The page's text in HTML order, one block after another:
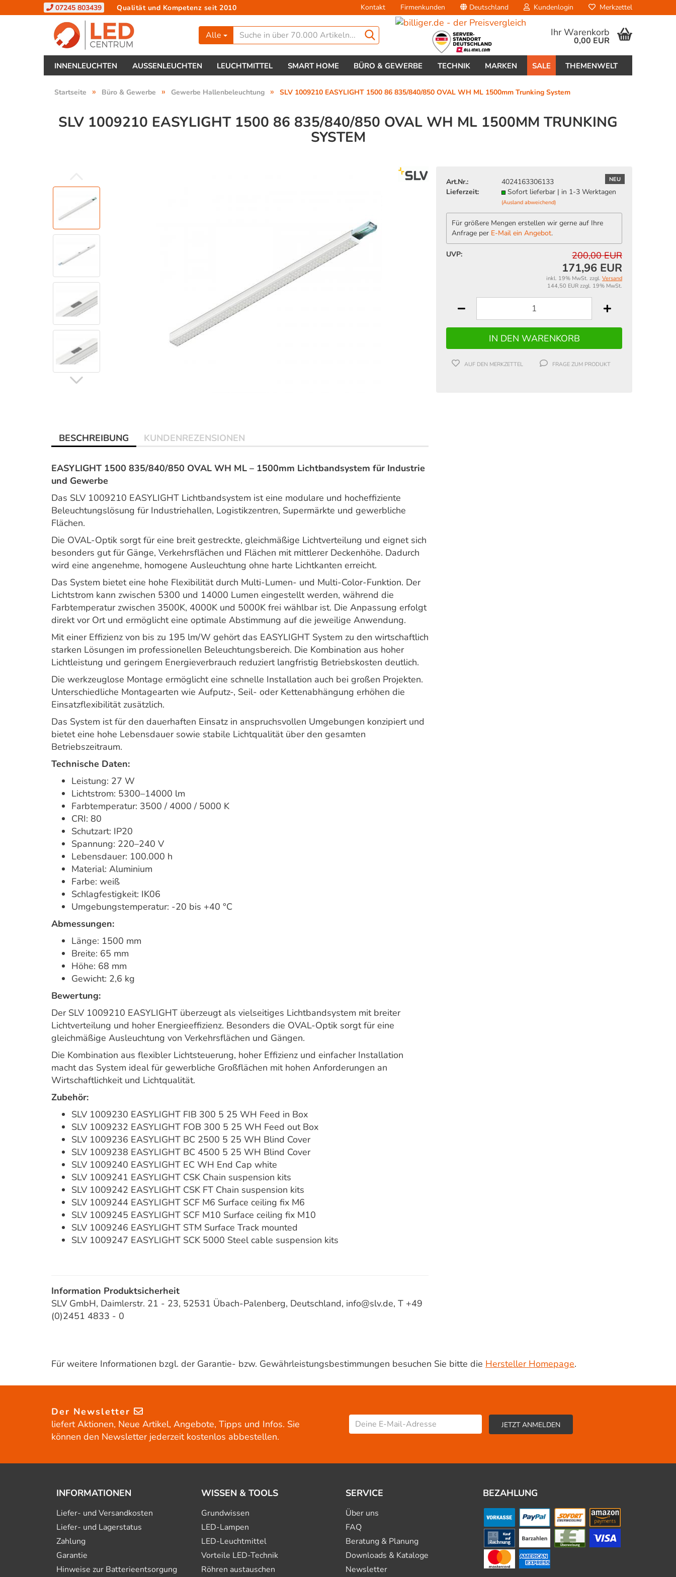
07245 803439 Qualität und Kompetenz seit 2010 Kontakt Firmenkunden Deutschland
Lieferland
Kundenlogin
Passwort vergessen?
Merkzettel
Alle Ihr Warenkorb
0,00 EUR
INNENLEUCHTEN AUSSENLEUCHTEN LEUCHTMITTEL SMART HOME BÜRO & GEWERBE TECHNIK MARKEN SALE THEMENWELT
Startseite » Büro & Gewerbe » Gewerbe Hallenbeleuchtung » SLV 1009210 EASYLIGHT 1500 86 835/840/850 OVAL WH ML 1500mm Trunking System
SLV 1009210 EASYLIGHT 1500 86 835/840/850 OVAL WH ML 1500MM TRUNKING
SYSTEM
NEU
Art.Nr.:
4024163306133
Lieferzeit:
Sofort lieferbar | in 1-3 Werktagen
(Ausland abweichend)
Für größere Mengen erstellen wir gerne auf Ihre
Anfrage per E-Mail ein Angebot.
UVP: 200,00 EUR
171,96 EUR
inkl. 19% MwSt. zzgl. Versand
144,50 EUR zzgl. 19% MwSt.
AUF DEN MERKZETTEL FRAGE ZUM PRODUKT
BESCHREIBUNG KUNDENREZENSIONEN
EASYLIGHT 1500 835/840/850 OVAL WH ML – 1500mm Lichtbandsystem für Industrie
und Gewerbe
Das SLV 1009210 EASYLIGHT Lichtbandsystem ist eine modulare und hocheffiziente
Beleuchtungslösung für Industriehallen, Logistikzentren, Supermärkte und gewerbliche
Flächen.
Die OVAL-Optik sorgt für eine breit gestreckte, gleichmäßige Lichtverteilung und eignet sich
besonders gut für Gänge, Verkehrsflächen und Flächen mit mittlerer Deckenhöhe. Dadurch
wird eine angenehme, homogene Ausleuchtung ohne harte Lichtkanten erreicht.
Das System bietet eine hohe Flexibilität durch Multi-Lumen- und Multi-Color-Funktion. Der
Lichtstrom kann zwischen 5300 und 14000 Lumen eingestellt werden, während die
Farbtemperatur zwischen 3500K, 4000K und 5000K frei wählbar ist. Die Anpassung erfolgt
direkt vor Ort und ermöglicht eine optimale Abstimmung auf die jeweilige Anwendung.
Mit einer Effizienz von bis zu 195 lm/W gehört das EASYLIGHT System zu den wirtschaftlich
starken Lösungen im professionellen Beleuchtungsbereich. Die Kombination aus hoher
Lichtleistung und geringem Energieverbrauch reduziert langfristig Betriebskosten deutlich.
Die werkzeuglose Montage ermöglicht eine schnelle Installation auch bei großen Projekten.
Unterschiedliche Montagearten wie Aufputz-, Seil- oder Kettenabhängung erhöhen die
Einsatzflexibilität zusätzlich.
Das System ist für den dauerhaften Einsatz in anspruchsvollen Umgebungen konzipiert und
bietet eine hohe Lebensdauer sowie stabile Lichtqualität über den gesamten
Betriebszeitraum.
Technische Daten:
Leistung: 27 W
Lichtstrom: 5300–14000 lm
Farbtemperatur: 3500 / 4000 / 5000 K
CRI: 80
Schutzart: IP20
Spannung: 220–240 V
Lebensdauer: 100.000 h
Material: Aluminium
Farbe: weiß
Schlagfestigkeit: IK06
Umgebungstemperatur: -20 bis +40 °C
Abmessungen:
Länge: 1500 mm
Breite: 65 mm
Höhe: 68 mm
Gewicht: 2,6 kg
Bewertung:
Der SLV 1009210 EASYLIGHT überzeugt als vielseitiges Lichtbandsystem mit breiter
Lichtverteilung und hoher Energieeffizienz. Besonders die OVAL-Optik sorgt für eine
gleichmäßige Ausleuchtung von Verkehrsflächen und Gängen.
Die Kombination aus flexibler Lichtsteuerung, hoher Effizienz und einfacher Installation
macht das System ideal für gewerbliche Großflächen mit hohen Anforderungen an
Wirtschaftlichkeit und Lichtqualität.
Zubehör:
SLV 1009230 EASYLIGHT FIB 300 5 25 WH Feed in Box
SLV 1009232 EASYLIGHT FOB 300 5 25 WH Feed out Box
SLV 1009236 EASYLIGHT BC 2500 5 25 WH Blind Cover
SLV 1009238 EASYLIGHT BC 4500 5 25 WH Blind Cover
SLV 1009240 EASYLIGHT EC WH End Cap white
SLV 1009241 EASYLIGHT CSK Chain suspension kits
SLV 1009242 EASYLIGHT CSK FT Chain suspension kits
SLV 1009244 EASYLIGHT SCF M6 Surface ceiling fix M6
SLV 1009245 EASYLIGHT SCF M10 Surface ceiling fix M10
SLV 1009246 EASYLIGHT STM Surface Track mounted
SLV 1009247 EASYLIGHT SCK 5000 Steel cable suspension kits
Information Produktsicherheit
SLV GmbH, Daimlerstr. 21 - 23, 52531 Übach-Palenberg, Deutschland, info@slv.de, T +49
(0)2451 4833 - 0
Für weitere Informationen bzgl. der Garantie- bzw. Gewährleistungsbestimmungen besuchen Sie bitte die Hersteller Homepage.
Der Newsletter
liefert Aktionen, Neue Artikel, Angebote, Tipps und Infos. Sie
können den Newsletter jederzeit kostenlos abbestellen.
INFORMATIONEN
Liefer- und Versandkosten
Liefer- und Lagerstatus
Zahlung
Garantie
Hinweise zur Batterie­entsorgung
WISSEN & TOOLS
Grundwissen
LED-Lampen
LED-Leuchtmittel
Vorteile LED-Technik
Röhren austauschen
SERVICE
Über uns
FAQ
Beratung & Planung
Downloads & Kataloge
Newsletter
BEZAHLUNG